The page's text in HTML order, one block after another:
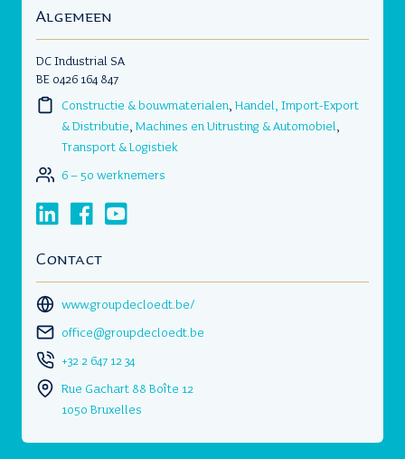
Algemeen
DC Industrial SA
BE 0426 164 847
Constructie & bouwmaterialen, Handel, Import-Export
& Distributie, Machines en Uitrusting & Automobiel,
Transport & Logistiek
6 – 50 werknemers
Contact
www.groupdecloedt.be/
office@groupdecloedt.be
+32 2 647 12 34
Rue Gachart 88 Boîte 12
1050 Bruxelles